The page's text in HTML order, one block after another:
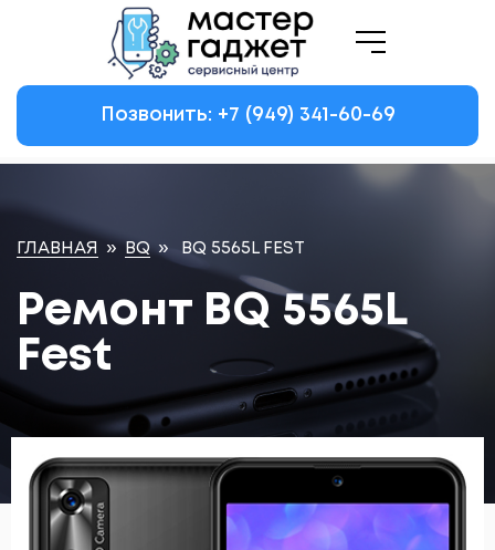
Позвонить: +7 (949) 341-60-69
ГЛАВНАЯ » BQ » BQ 5565L FEST
Ремонт BQ 5565L
Fest